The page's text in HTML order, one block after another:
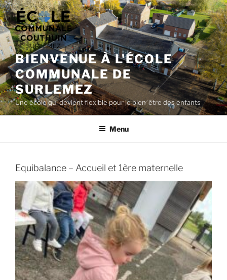
Aller
au
contenu
principal
BIENVENUE À L'ÉCOLE
COMMUNALE DE
SURLEMEZ
Une école qui devient flexible pour le bien-être des enfants
Menu
Equibalance – Accueil et 1ère maternelle